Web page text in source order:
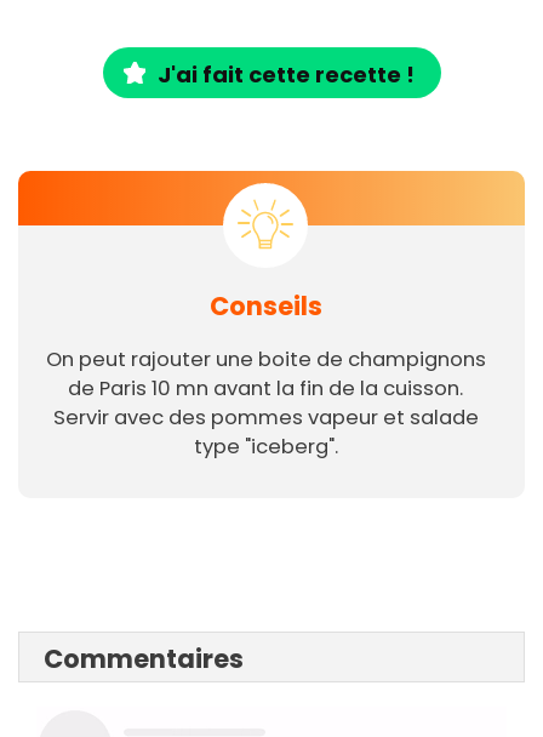
J'ai fait cette recette !
Conseils
On peut rajouter une boite de champignons
de Paris 10 mn avant la fin de la cuisson.
Servir avec des pommes vapeur et salade
type "iceberg".
Commentaires